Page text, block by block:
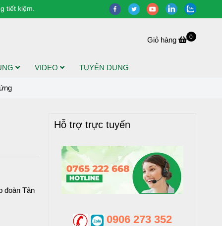
tiết kiệm.
Giỏ hàng 0
VIDEO TUYỂN DỤNG
đoàn Tân
Hỗ trợ trực tuyến
0906 273 352